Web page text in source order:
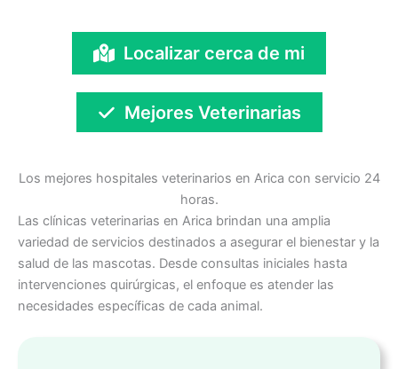
Localizar cerca de mi
Mejores Veterinarias
Los mejores hospitales veterinarios en Arica con servicio 24
horas.
Las clínicas veterinarias en Arica brindan una amplia
variedad de servicios destinados a asegurar el bienestar y la
salud de las mascotas. Desde consultas iniciales hasta
intervenciones quirúrgicas, el enfoque es atender las
necesidades específicas de cada animal.